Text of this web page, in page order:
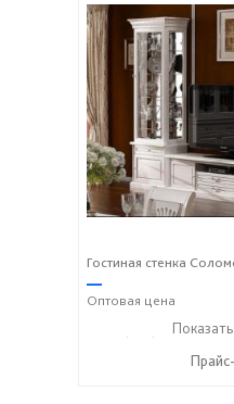
Гостиная стенка
—
Оптовая цена
+7 (928) 229-52-42